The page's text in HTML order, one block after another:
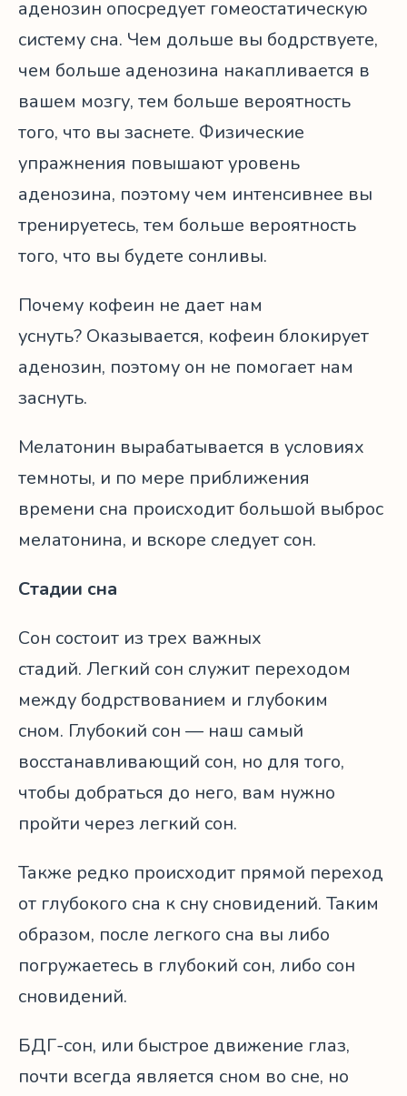
аденозин опосредует гомеостатическую
систему сна. Чем дольше вы бодрствуете,
чем больше аденозина накапливается в
вашем мозгу, тем больше вероятность
того, что вы заснете. Физические
упражнения повышают уровень
аденозина, поэтому чем интенсивнее вы
тренируетесь, тем больше вероятность
того, что вы будете сонливы.
Почему кофеин не дает нам
уснуть? Оказывается, кофеин блокирует
аденозин, поэтому он не помогает нам
заснуть.
Мелатонин вырабатывается в условиях
темноты, и по мере приближения
времени сна происходит большой выброс
мелатонина, и вскоре следует сон.
Стадии сна
Сон состоит из трех важных
стадий. Легкий сон служит переходом
между бодрствованием и глубоким
сном. Глубокий сон — наш самый
восстанавливающий сон, но для того,
чтобы добраться до него, вам нужно
пройти через легкий сон.
Также редко происходит прямой переход
от глубокого сна к сну сновидений. Таким
образом, после легкого сна вы либо
погружаетесь в глубокий сон, либо сон
сновидений.
БДГ-сон, или быстрое движение глаз,
почти всегда является сном во сне, но